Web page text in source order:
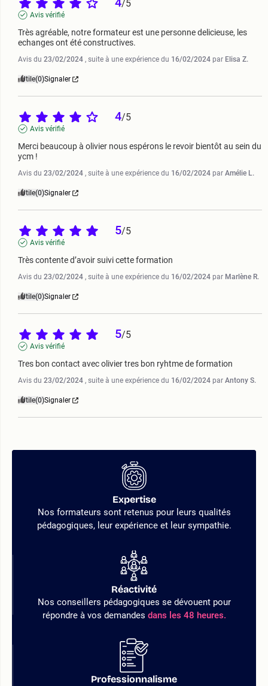
/5
Avis vérifié
Très agréable, notre formateur est une personne delicieuse, les
echanges ont été constructives.
Avis du 23/02/2024 , suite à une expérience du 16/02/2024 par Elisa Z.
Utile(0)Signaler
4/5
Avis vérifié
Merci beaucoup à olivier nous espérons le revoir bientôt au sein du
ycm !
Avis du 23/02/2024 , suite à une expérience du 16/02/2024 par Amélie L.
Utile(0)Signaler
5/5
Avis vérifié
Très contente d’avoir suivi cette formation
Avis du 23/02/2024 , suite à une expérience du 16/02/2024 par Marlène R.
Utile(0)Signaler
5/5
Avis vérifié
Tres bon contact avec olivier tres bon ryhtme de formation
Avis du 23/02/2024 , suite à une expérience du 16/02/2024 par Antony S.
Utile(0)Signaler
Expertise
Nos formateurs sont retenus pour leurs qualités
pédagogiques, leur expérience et leur sympathie.
Réactivité
Nos conseillers pédagogiques se dévouent pour
répondre à vos demandes dans les 48 heures.
Professionnalisme